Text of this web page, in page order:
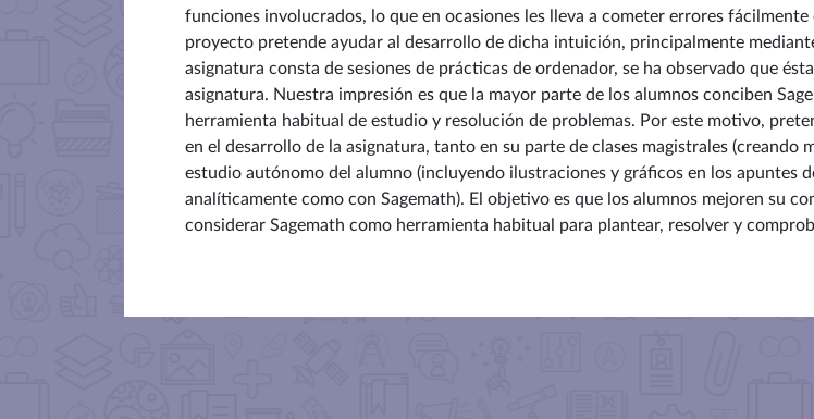
funciones involucrados, lo que en ocasiones les lleva a cometer errores
proyecto pretende ayudar al desarrollo de dicha intuición, principalmente
asignatura consta de sesiones de prácticas de ordenador, se ha observado que
asignatura. Nuestra impresión es que la mayor parte de los alumnos conciben
herramienta habitual de estudio y resolución de problemas. Por este motivo,
en el desarrollo de la asignatura, tanto en su parte de clases magistrales
estudio autónomo del alumno (incluyendo ilustraciones y gráficos en los apuntes
analíticamente como con Sagemath). El objetivo es que los alumnos mejoren su
considerar Sagemath como herramienta habitual para plantear, resolver y